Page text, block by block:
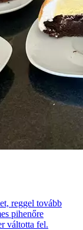
reggel tovább
pihenőre
váltotta fel.